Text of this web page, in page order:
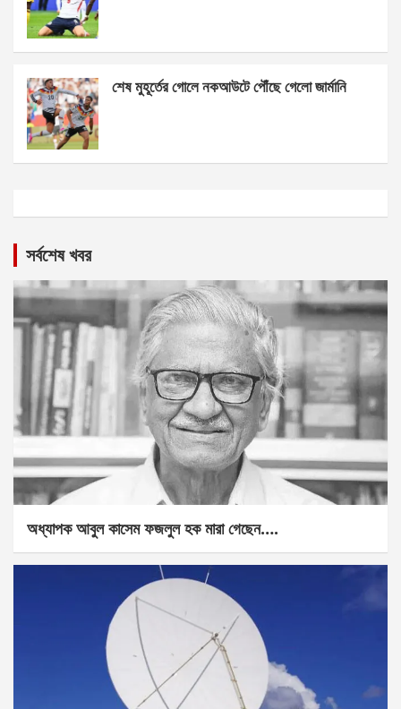
শেষ মুহূর্তের গোলে নকআউটে পৌঁছে গেলো জার্মানি
সর্বশেষ খবর
অধ্যাপক আবুল কাসেম ফজলুল হক মারা গেছেন….